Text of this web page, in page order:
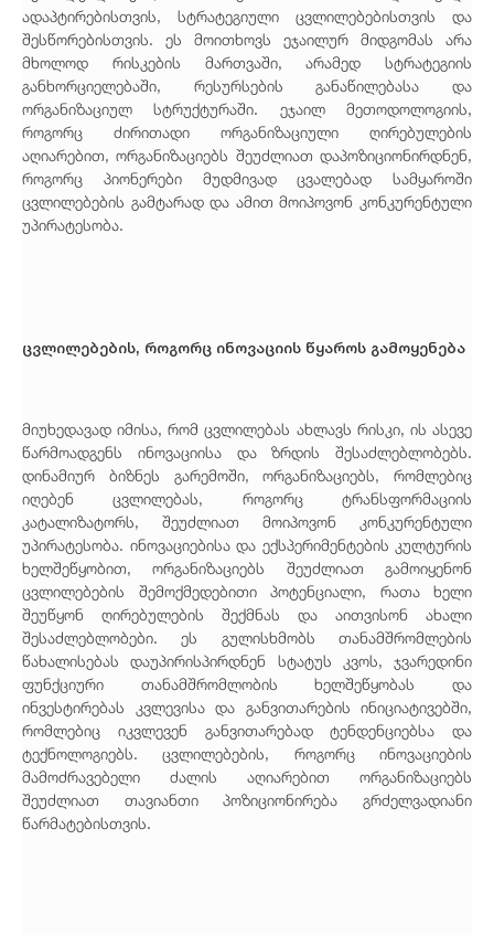
ადაპტირებისთვის, სტრატეგიული ცვლილებებისთვის და
შესწორებისთვის. ეს მოითხოვს ეჯაილურ მიდგომას არა
მხოლოდ რისკების მართვაში, არამედ სტრატეგიის
განხორციელებაში, რესურსების განაწილებასა და
ორგანიზაციულ სტრუქტურაში. ეჯაილ მეთოდოლოგიის,
როგორც ძირითადი ორგანიზაციული ღირებულების
აღიარებით, ორგანიზაციებს შეუძლიათ დაპოზიციონირდნენ,
როგორც პიონერები მუდმივად ცვალებად სამყაროში
ცვლილებების გამტარად და ამით მოიპოვონ კონკურენტული
უპირატესობა.
ცვლილებების, როგორც ინოვაციის წყაროს გამოყენება
მიუხედავად იმისა, რომ ცვლილებას ახლავს რისკი, ის ასევე
წარმოადგენს ინოვაციისა და ზრდის შესაძლებლობებს.
დინამიურ ბიზნეს გარემოში, ორგანიზაციებს, რომლებიც
იღებენ ცვლილებას, როგორც ტრანსფორმაციის
კატალიზატორს, შეუძლიათ მოიპოვონ კონკურენტული
უპირატესობა. ინოვაციებისა და ექსპერიმენტების კულტურის
ხელშეწყობით, ორგანიზაციებს შეუძლიათ გამოიყენონ
ცვლილებების შემოქმედებითი პოტენციალი, რათა ხელი
შეუწყონ ღირებულების შექმნას და აითვისონ ახალი
შესაძლებლობები. ეს გულისხმობს თანამშრომლების
წახალისებას დაუპირისპირდნენ სტატუს კვოს, ჯვარედინი
ფუნქციური თანამშრომლობის ხელშეწყობას და
ინვესტირებას კვლევისა და განვითარების ინიციატივებში,
რომლებიც იკვლევენ განვითარებად ტენდენციებსა და
ტექნოლოგიებს. ცვლილებების, როგორც ინოვაციების
მამოძრავებელი ძალის აღიარებით ორგანიზაციებს
შეუძლიათ თავიანთი პოზიციონირება გრძელვადიანი
წარმატებისთვის.